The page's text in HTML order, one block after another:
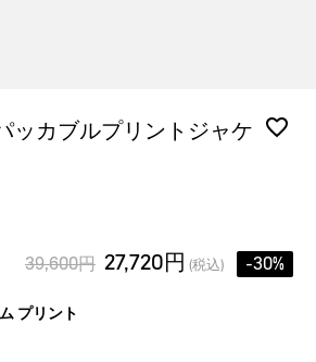
ッカブルプリントジャケ
39,600円 27,720円 (税込) -30%
プリント